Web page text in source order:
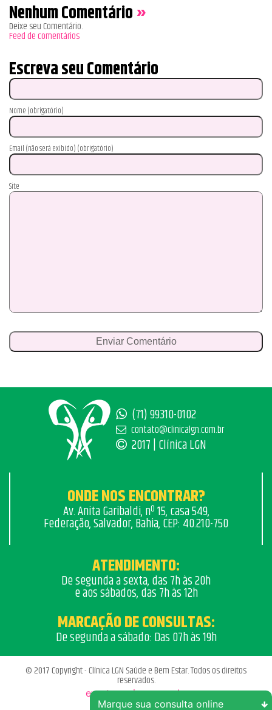
Nenhum Comentário»
Deixe seu Comentário.
Feed de comentários
Escreva seu Comentário
Nome (obrigatório)
Email (não será exibido) (obrigatório)
Site
(71) 99310-0102
contato@clinicalgn.com.br
2017 | Clínica LGN
ONDE NOS ENCONTRAR?
Av. Anita Garibaldi, nº 15, casa 549,
Federação, Salvador, Bahia, CEP: 40.210-750
ATENDIMENTO:
De segunda a sexta, das 7h às 20h
e aos sábados, das 7h às 12h
MARCAÇÃO DE CONSULTAS:
De segunda a sábado: Das 07h às 19h
© 2017 Copyright - Clínica LGN Saúde e Bem Estar. Todos os direitos
reservados.
evertonpaixao.com.br
Marque sua consulta online